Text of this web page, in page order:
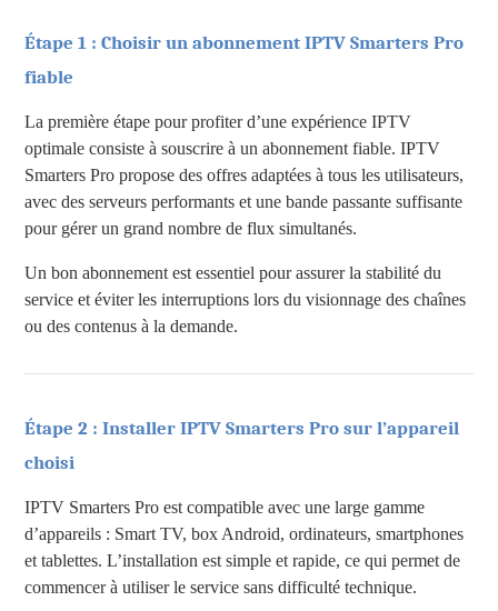
Étape 1 : Choisir un abonnement IPTV Smarters Pro
fiable
La première étape pour profiter d’une expérience IPTV
optimale consiste à souscrire à un abonnement fiable. IPTV
Smarters Pro propose des offres adaptées à tous les utilisateurs,
avec des serveurs performants et une bande passante suffisante
pour gérer un grand nombre de flux simultanés.
Un bon abonnement est essentiel pour assurer la stabilité du
service et éviter les interruptions lors du visionnage des chaînes
ou des contenus à la demande.
Étape 2 : Installer IPTV Smarters Pro sur l’appareil
choisi
IPTV Smarters Pro est compatible avec une large gamme
d’appareils : Smart TV, box Android, ordinateurs, smartphones
et tablettes. L’installation est simple et rapide, ce qui permet de
commencer à utiliser le service sans difficulté technique.